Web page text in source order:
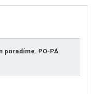
poradíme. PO-PÁ